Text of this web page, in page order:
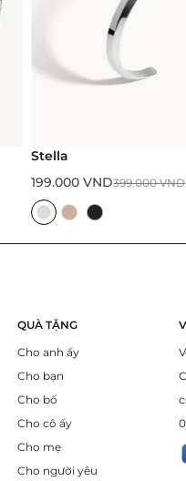
Stella
399.000VND
199.000VND
QUÀ TẶNG
Cho anh ấy
Cho bạn
Cho bố
Cho cô ấy
Cho mẹ
Cho người yêu